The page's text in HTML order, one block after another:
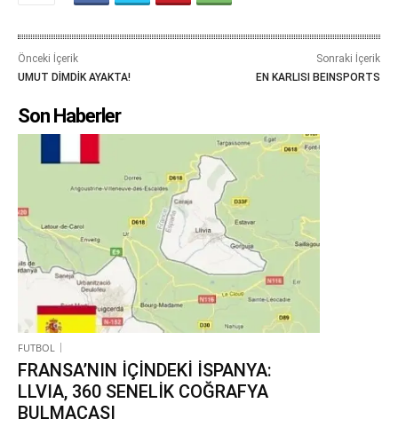
Önceki İçerik
UMUT DİMDİK AYAKTA!
Sonraki İçerik
EN KARLISI BEINSPORTS
Son Haberler
FUTBOL
FRANSA’NIN İÇİNDEKİ İSPANYA:
LLVIA, 360 SENELİK COĞRAFYA
BULMACASI